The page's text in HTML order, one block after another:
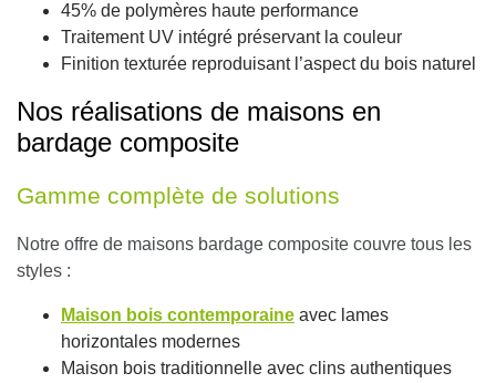
45% de polymères haute performance
Traitement UV intégré préservant la couleur
Finition texturée reproduisant l’aspect du bois naturel
Nos réalisations de maisons en
bardage composite
Gamme complète de solutions
Notre offre de maisons bardage composite couvre tous les
styles :
Maison bois contemporaine avec lames
horizontales modernes
Maison bois traditionnelle avec clins authentiques